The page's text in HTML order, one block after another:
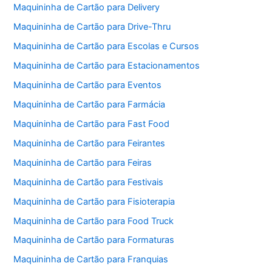
Maquininha de Cartão para Delivery
Maquininha de Cartão para Drive-Thru
Maquininha de Cartão para Escolas e Cursos
Maquininha de Cartão para Estacionamentos
Maquininha de Cartão para Eventos
Maquininha de Cartão para Farmácia
Maquininha de Cartão para Fast Food
Maquininha de Cartão para Feirantes
Maquininha de Cartão para Feiras
Maquininha de Cartão para Festivais
Maquininha de Cartão para Fisioterapia
Maquininha de Cartão para Food Truck
Maquininha de Cartão para Formaturas
Maquininha de Cartão para Franquias